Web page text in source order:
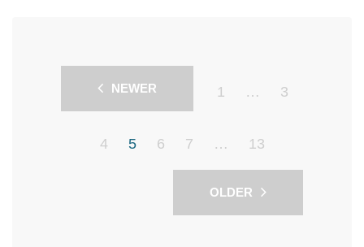
NEWER 1 … 3
4 5 6 7 … 13
OLDER